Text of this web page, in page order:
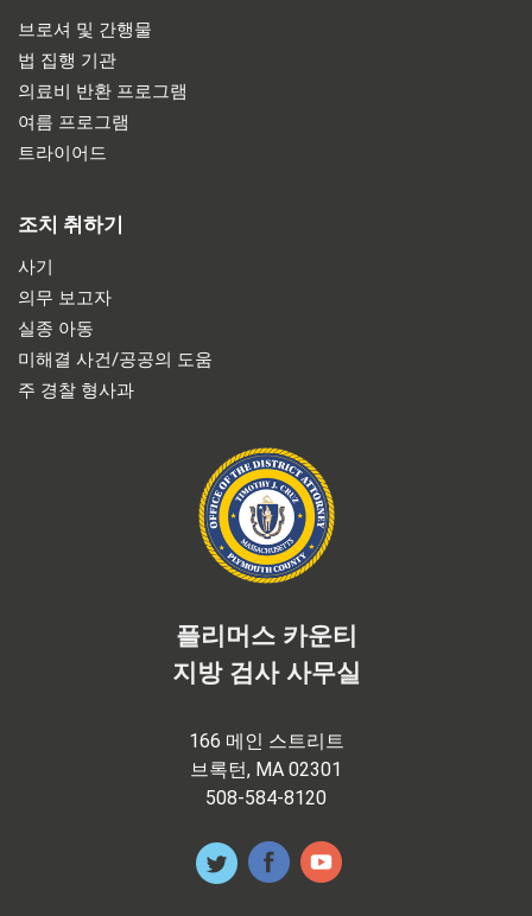
브로셔 및 간행물
법 집행 기관
의료비 반환 프로그램
여름 프로그램
트라이어드
조치 취하기
사기
의무 보고자
실종 아동
미해결 사건/공공의 도움
주 경찰 형사과
플리머스 카운티
지방 검사 사무실
166 메인 스트리트
브록턴, MA 02301
508-584-8120